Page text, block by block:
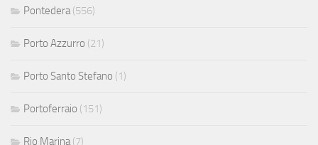
Pontedera (556)
Porto Azzurro (21)
Porto Santo Stefano (1)
Portoferraio (151)
Rio Marina (7)